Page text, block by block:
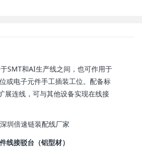
SMT和AI生产线之间，也可作用于
或电子元件手工插装工位。配备标
展连线，可与其他设备实现在线接
线接驳台（铝型材）